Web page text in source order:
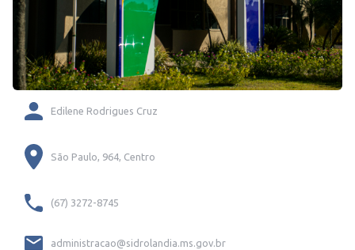
Edilene Rodrigues Cruz
São Paulo, 964, Centro
(67) 3272-8745
administracao@sidrolandia.ms.gov.br